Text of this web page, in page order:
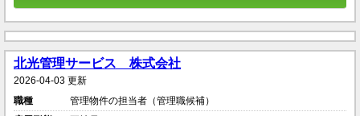
北光管理サービス 株式会社
2026-04-03 更新
職種
管理物件の担当者（管理職候補）